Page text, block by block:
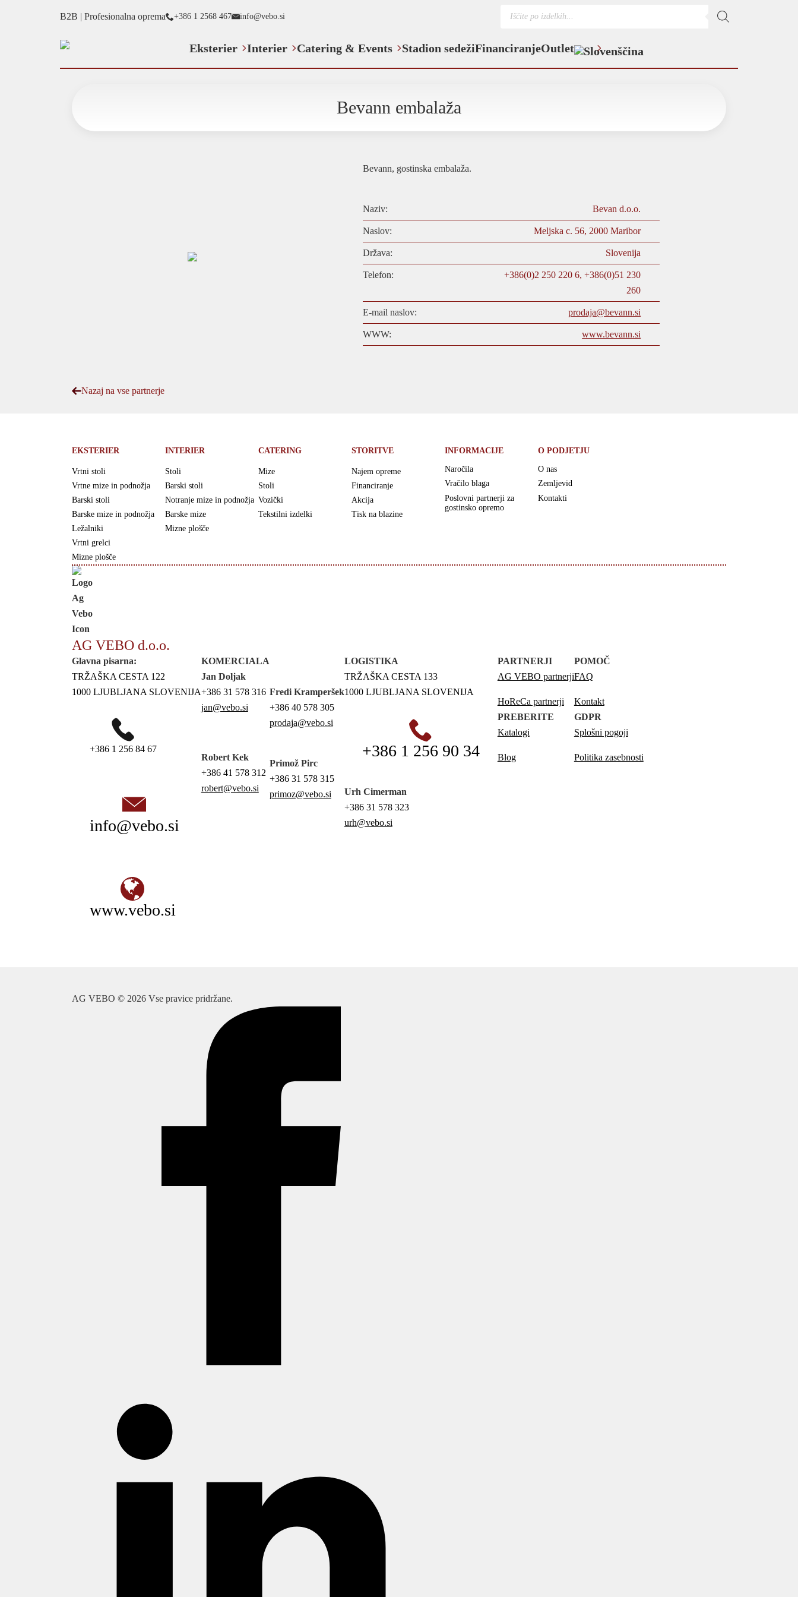
B2B | Profesionalna oprema +386 1 2568 467 info@vebo.si
search
Eksterier Interier Catering & Events Stadion sedežiFinanciranjeOutlet
Bevann embalaža
Bevann, gostinska embalaža.
Naziv: Bevan d.o.o.
Naslov: Meljska c. 56, 2000 Maribor
Država: Slovenija
Telefon:
+386(0)2 250 220 6, +386(0)51 230
260
E-mail naslov: prodaja@bevann.si
WWW: www.bevann.si
Nazaj na vse partnerje
EKSTERIER
Vrtni stoli
Vrtne mize in podnožja
Barski stoli
Barske mize in podnožja
Ležalniki
Vrtni grelci
Mizne plošče
INTERIER
Stoli
Barski stoli
Notranje mize in podnožja
Barske mize
Mizne plošče
CATERING
Mize
Stoli
Vozički
Tekstilni izdelki
STORITVE
Najem opreme
Financiranje
Akcija
Tisk na blazine
INFORMACIJE
Naročila
Vračilo blaga
Poslovni partnerji za
gostinsko opremo
O PODJETJU
O nas
Zemljevid
Kontakti
AG VEBO d.o.o.
Glavna pisarna:
TRŽAŠKA CESTA 122
1000 LJUBLJANA SLOVENIJA
+386 1 256 84 67
info@vebo.si
www.vebo.si
KOMERCIALA
Jan Doljak
+386 31 578 316
jan@vebo.si
Robert Kek
+386 41 578 312
robert@vebo.si
Fredi Kramperšek
+386 40 578 305
prodaja@vebo.si
Primož Pirc
+386 31 578 315
primoz@vebo.si
LOGISTIKA
TRŽAŠKA CESTA 133
1000 LJUBLJANA SLOVENIJA
+386 1 256 90 34
Urh Cimerman
+386 31 578 323
urh@vebo.si
PARTNERJI
AG VEBO partnerji
HoReCa partnerji
PREBERITE
Katalogi
Blog
POMOČ
FAQ
Kontakt
GDPR
Splošni pogoji
Politika zasebnosti
AG VEBO © 2026 Vse pravice pridržane.